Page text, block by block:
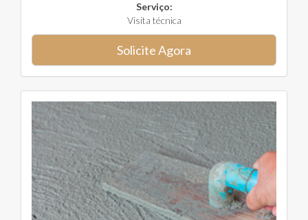
Serviço:
Visita técnica
Solicite Agora